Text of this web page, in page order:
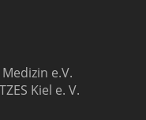
e.V.
Kiel e. V.